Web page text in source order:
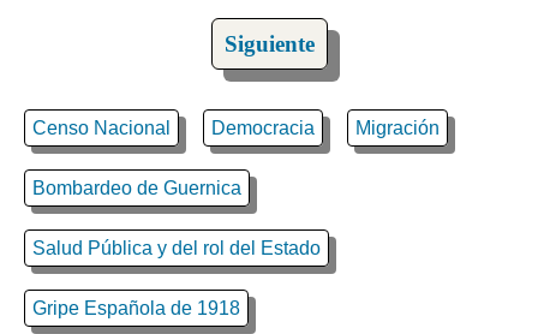
Siguiente
Censo Nacional Democracia Migración
Bombardeo de Guernica
Salud Pública y del rol del Estado
Gripe Española de 1918